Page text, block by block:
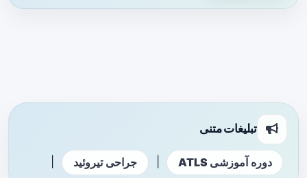
تبلیغات متنی
دوره آموزشی ATLS جراحی تیروئید